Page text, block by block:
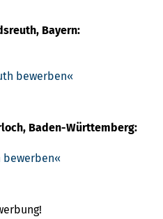
Bayern:
bewerben
Baden-Württemberg: